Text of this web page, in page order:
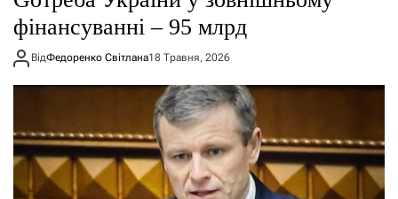
фінансуванні – 95 млрд
ВідФедоренко Світлана18 Травня, 2026